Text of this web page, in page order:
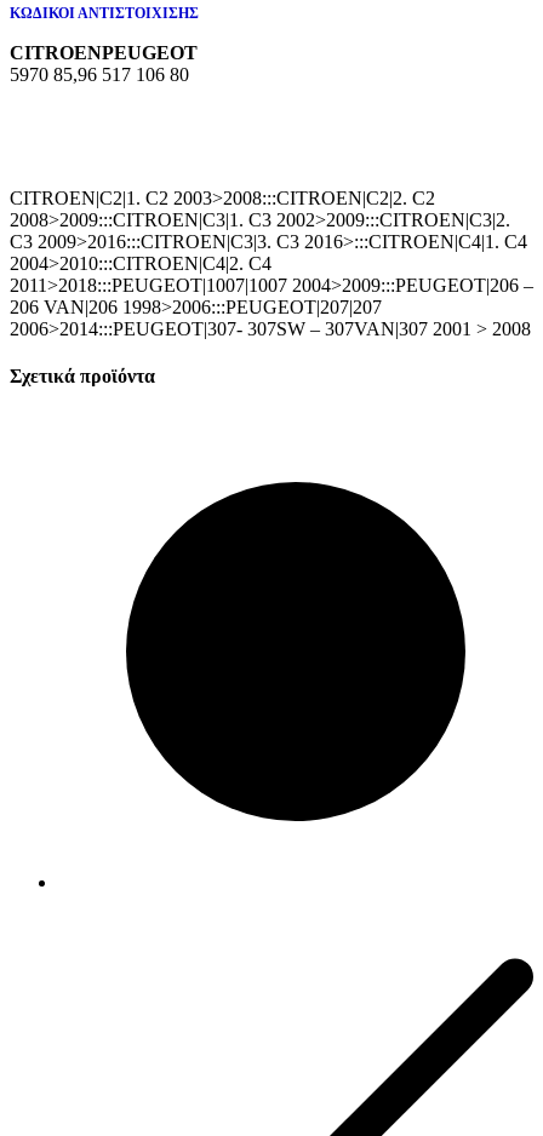
ΚΩΔΙΚΟΙ ΑΝΤΙΣΤΟΙΧΙΣΗΣ
CITROENPEUGEOT
5970 85,96 517 106 80
CITROEN|C2|1. C2 2003>2008:::CITROEN|C2|2. C2
2008>2009:::CITROEN|C3|1. C3 2002>2009:::CITROEN|C3|2.
C3 2009>2016:::CITROEN|C3|3. C3 2016>:::CITROEN|C4|1. C4
2004>2010:::CITROEN|C4|2. C4
2011>2018:::PEUGEOT|1007|1007 2004>2009:::PEUGEOT|206 –
206 VAN|206 1998>2006:::PEUGEOT|207|207
2006>2014:::PEUGEOT|307- 307SW – 307VAN|307 2001 > 2008
Σχετικά προϊόντα